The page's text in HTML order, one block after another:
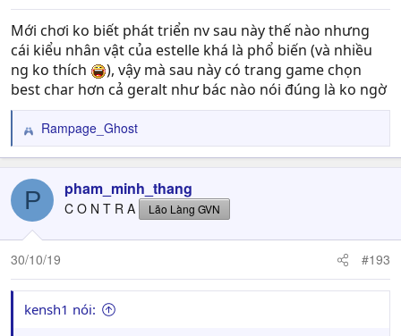
Mới chơi ko biết phát triển nv sau này thế nào nhưng
cái kiểu nhân vật của estelle khá là phổ biến (và nhiều
ng ko thích
), vậy mà sau này có trang game chọn
best char hơn cả geralt như bác nào nói đúng là ko ngờ
R
e
c
i
o
n
:
Rampage_Ghost
P pham_minh_thang
C O N T R A Lão Làng GVN
30/10/19 #193
kensh1 nói: